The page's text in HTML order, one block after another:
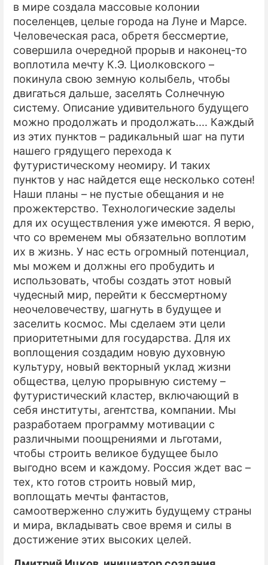
в мире создала массовые колонии
поселенцев, целые города на Луне и Марсе.
Человеческая раса, обретя бессмертие,
совершила очередной прорыв и наконец-то
воплотила мечту К.Э. Циолковского –
покинула свою земную колыбель, чтобы
двигаться дальше, заселять Солнечную
систему. Описание удивительного будущего
можно продолжать и продолжать.... Каждый
из этих пунктов – радикальный шаг на пути
нашего грядущего перехода к
футуристическому неомиру. И таких
пунктов у нас найдется еще несколько сотен!
Наши планы – не пустые обещания и не
прожектерство. Технологические заделы
для их осуществления уже имеются. Я верю,
что со временем мы обязательно воплотим
их в жизнь. У нас есть огромный потенциал,
мы можем и должны его пробудить и
использовать, чтобы создать этот новый
чудесный мир, перейти к бессмертному
неочеловечеству, шагнуть в будущее и
заселить космос. Мы сделаем эти цели
приоритетными для государства. Для их
воплощения создадим новую духовную
культуру, новый векторный уклад жизни
общества, целую прорывную систему –
футуристический кластер, включающий в
себя институты, агентства, компании. Мы
разработаем программу мотивации с
различными поощрениями и льготами,
чтобы строить великое будущее было
выгодно всем и каждому. Россия ждет вас –
тех, кто готов строить новый мир,
воплощать мечты фантастов,
самоотверженно служить будущему страны
и мира, вкладывать свое время и силы в
достижение этих высоких целей.